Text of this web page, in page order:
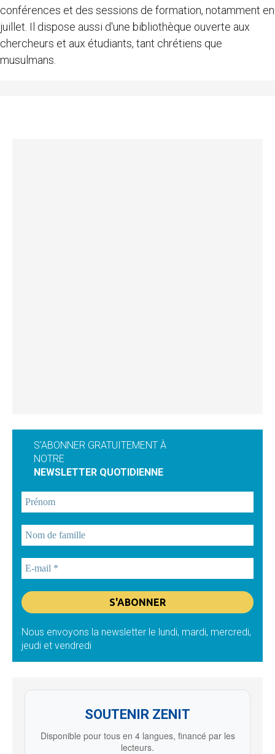
conférences et des sessions de formation, notamment en
juillet. Il dispose aussi d'une bibliothèque ouverte aux
chercheurs et aux étudiants, tant chrétiens que
musulmans.
S'ABONNER GRATUITEMENT À
NOTRE
NEWSLETTER QUOTIDIENNE
Nous envoyons la newsletter le lundi, mardi, mercredi,
jeudi et vendredi
SOUTENIR ZENIT
Disponible pour tous en 4 langues, financé par les
lecteurs.